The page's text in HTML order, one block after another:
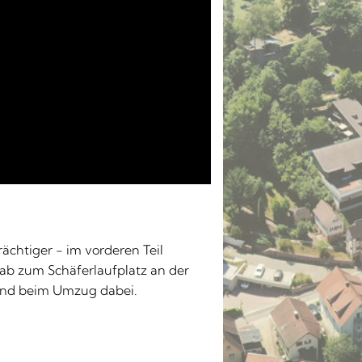
- im vorderen Teil
zum Schäferlaufplatz an der
beim Umzug dabei.